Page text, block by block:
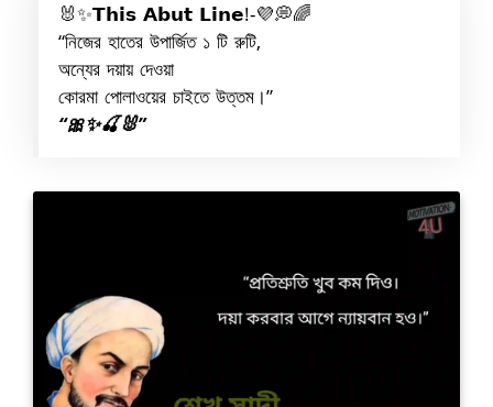
🐰✨𝗧𝗵𝗶𝘀 𝗔𝗯𝘂𝘁 𝗟𝗶𝗻𝗲!-💜💭🌈
“নিজের হাতের উপার্জিত ১ টি রুটি,
অন্যের দয়ায় দেওয়া
কোরমা পোলাওয়ের চাইতে উত্তম।”
“🎀✨🍒🐰”